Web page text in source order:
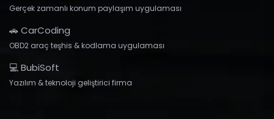
Gerçek zamanlı konum paylaşım uygulaması
🚗 CarCoding
OBD2 araç teşhis & kodlama uygulaması
💻 BubiSoft
Yazılım & teknoloji geliştirici firma